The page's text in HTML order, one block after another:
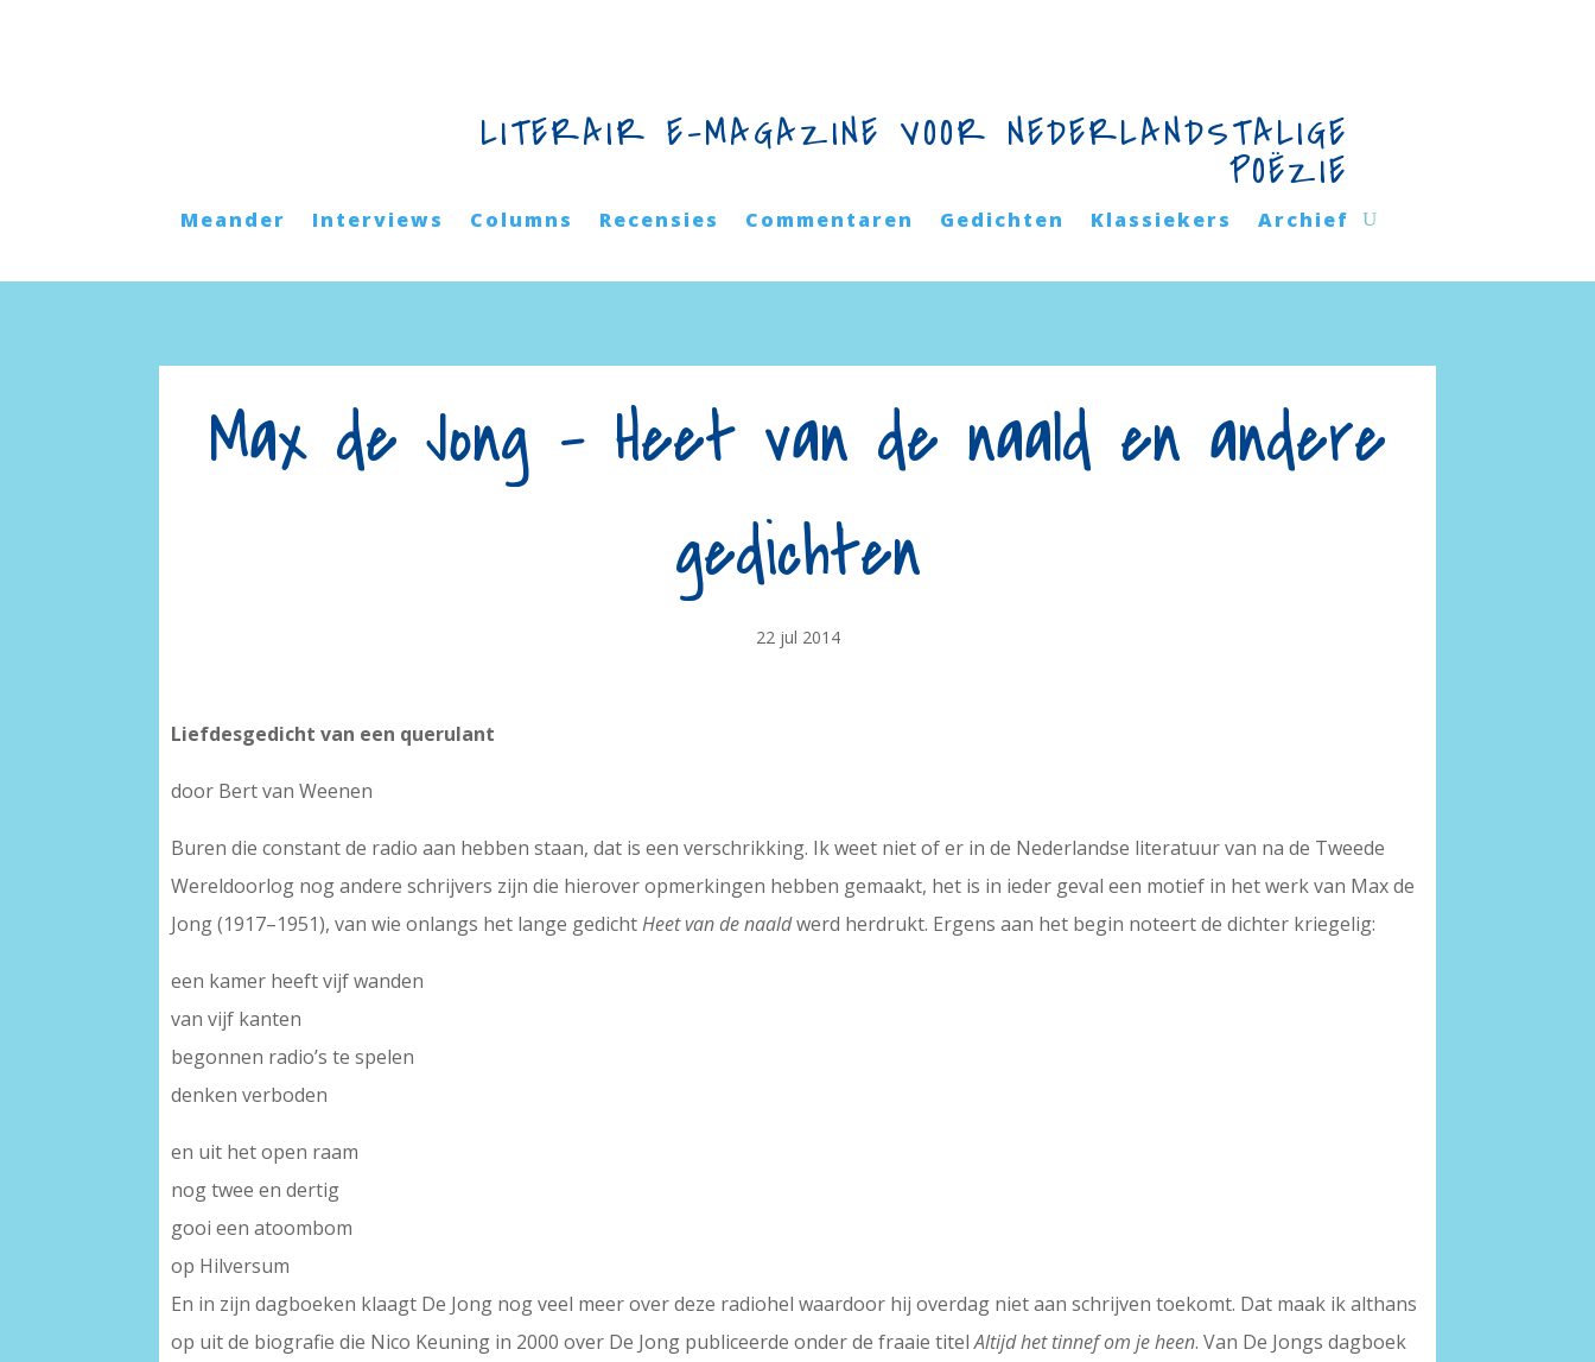
LITERAIR E-MAGAZINE VOOR NEDERLANDSTALIGE
POËZIE
Meander Interviews Columns Recensies Commentaren Gedichten Klassiekers Archief
Max de Jong – Heet van de naald en andere
gedichten
22 jul 2014
Liefdesgedicht van een querulant
door Bert van Weenen
Buren die constant de radio aan hebben staan, dat is een verschrikking. Ik weet niet of er in de Nederlandse literatuur van na de Tweede
Wereldoorlog nog andere schrijvers zijn die hierover opmerkingen hebben gemaakt, het is in ieder geval een motief in het werk van Max de
Jong (1917–1951), van wie onlangs het lange gedichtHeet van de naaldwerd herdrukt. Ergens aan het begin noteert de dichter kriegelig:
een kamer heeft vijf wanden
van vijf kanten
begonnen radio’s te spelen
denken verboden
en uit het open raam
nog twee en dertig
gooi een atoombom
op Hilversum
En in zijn dagboeken klaagt De Jong nog veel meer over deze radiohel waardoor hij overdag niet aan schrijven toekomt. Dat maak ik althans
op uit de biografie die Nico Keuning in 2000 over De Jong publiceerde onder de fraaie titelAltijd het tinnef om je heen. Van De Jongs dagboek